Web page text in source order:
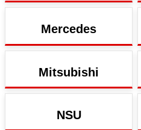
Mercedes
Mitsubishi
NSU